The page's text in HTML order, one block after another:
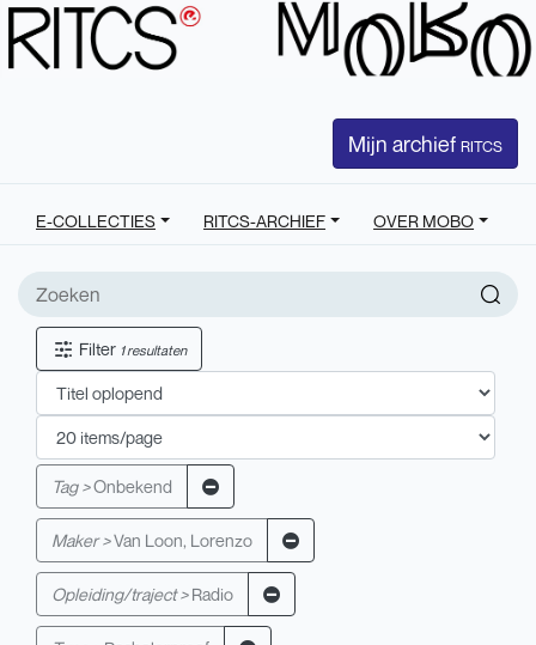
Mijn archief RITCS
E-COLLECTIES RITCS-ARCHIEF OVER MOBO
Filter 1 resultaten
Tag >Onbekend
Maker >Van Loon, Lorenzo
Opleiding/traject > Radio